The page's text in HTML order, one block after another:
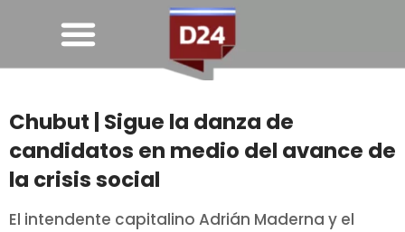
Chubut | Sigue la danza de
candidatos en medio del avance de
la crisis social
El intendente capitalino Adrián Maderna y el